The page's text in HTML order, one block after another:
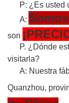
P: ¿Es usted
A:
son
P. ¿Dónde
visitarla?
A: Nuestra
Quanzhou,